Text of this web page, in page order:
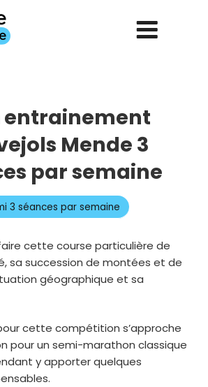
entrainement
Mende 3
par semaine
3 séances par semaine
cette course particulière de
sa succession de montées et de
géographique et sa
cette compétition s’approche
pour un semi-marathon classique
y apporter quelques